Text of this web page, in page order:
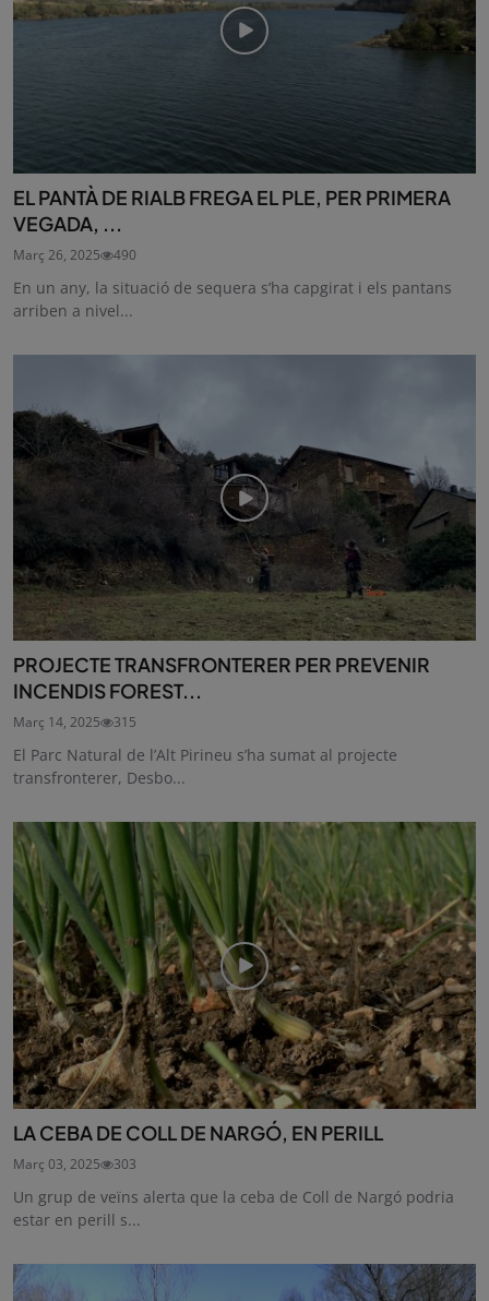
EL PANTÀ DE RIALB FREGA EL PLE, PER PRIMERA
VEGADA, ...
Març 26, 2025 490
En un any, la situació de sequera s’ha capgirat i els pantans
arriben a nivel...
PROJECTE TRANSFRONTERER PER PREVENIR
INCENDIS FOREST...
Març 14, 2025 315
El Parc Natural de l’Alt Pirineu s’ha sumat al projecte
transfronterer, Desbo...
LA CEBA DE COLL DE NARGÓ, EN PERILL
Març 03, 2025 303
Un grup de veïns alerta que la ceba de Coll de Nargó podria
estar en perill s...